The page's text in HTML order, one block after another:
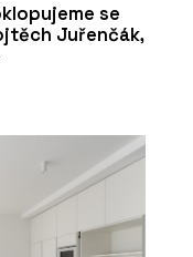
se
Juřenčák,